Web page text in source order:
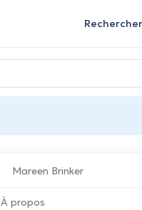
Rechercher
Mareen Brinker
À propos